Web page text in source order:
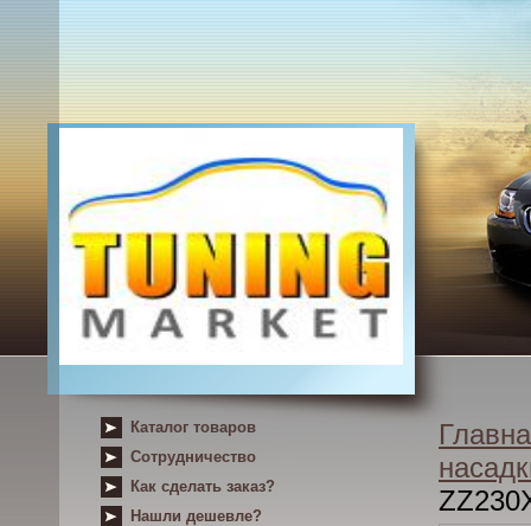
Каталог товаров
Сотрудничество
Как сделать заказ?
Нашли дешевле?